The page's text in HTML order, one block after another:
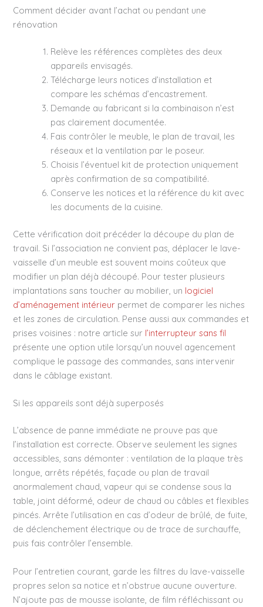
Comment décider avant l’achat ou pendant une
rénovation
Relève les références complètes des deux
appareils envisagés.
Télécharge leurs notices d’installation et
compare les schémas d’encastrement.
Demande au fabricant si la combinaison n’est
pas clairement documentée.
Fais contrôler le meuble, le plan de travail, les
réseaux et la ventilation par le poseur.
Choisis l’éventuel kit de protection uniquement
après confirmation de sa compatibilité.
Conserve les notices et la référence du kit avec
les documents de la cuisine.
Cette vérification doit précéder la découpe du plan de
travail. Si l’association ne convient pas, déplacer le lave-
vaisselle d’un meuble est souvent moins coûteux que
modifier un plan déjà découpé. Pour tester plusieurs
implantations sans toucher au mobilier, un logiciel
d’aménagement intérieur permet de comparer les niches
et les zones de circulation. Pense aussi aux commandes et
prises voisines : notre article sur l’interrupteur sans fil
présente une option utile lorsqu’un nouvel agencement
complique le passage des commandes, sans intervenir
dans le câblage existant.
Si les appareils sont déjà superposés
L’absence de panne immédiate ne prouve pas que
l’installation est correcte. Observe seulement les signes
accessibles, sans démonter : ventilation de la plaque très
longue, arrêts répétés, façade ou plan de travail
anormalement chaud, vapeur qui se condense sous la
table, joint déformé, odeur de chaud ou câbles et flexibles
pincés. Arrête l’utilisation en cas d’odeur de brûlé, de fuite,
de déclenchement électrique ou de trace de surchauffe,
puis fais contrôler l’ensemble.
Pour l’entretien courant, garde les filtres du lave-vaisselle
propres selon sa notice et n’obstrue aucune ouverture.
N’ajoute pas de mousse isolante, de film réfléchissant ou